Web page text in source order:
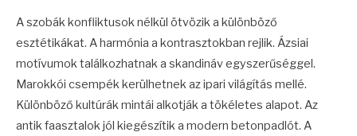
A szobák konfliktusok nélkül ötvözik a különböző
esztétikákat. A harmónia a kontrasztokban rejlik. Ázsiai
motívumok találkozhatnak a skandináv egyszerűséggel.
Marokkói csempék kerülhetnek az ipari világítás mellé.
Különböző kultúrák mintái alkotják a tökéletes alapot. Az
antik faasztalok jól kiegészítik a modern betonpadlót. A